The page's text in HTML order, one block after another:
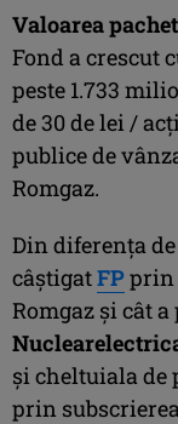
Valoarea
Fond a crescut
peste 1.733
de 30 de lei /
publice de
Romgaz.
Din diferenţa
câştigatFPprin
Romgaz şi cât
şi cheltuiala de
prin